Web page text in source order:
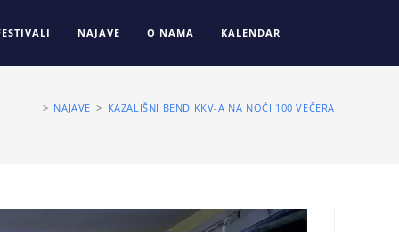
NAJAVE O NAMA KALENDAR
> NAJAVE > KAZALIŠNI BEND KKV-A NA NOĆI 100 VEČERA